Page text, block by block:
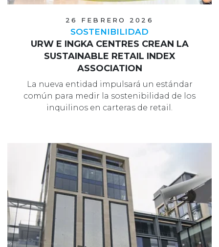
26 FEBRERO 2026
SOSTENIBILIDAD
URW E INGKA CENTRES CREAN LA
SUSTAINABLE RETAIL INDEX
ASSOCIATION
La nueva entidad impulsará un estándar
común para medir la sostenibilidad de los
inquilinos en carteras de retail.